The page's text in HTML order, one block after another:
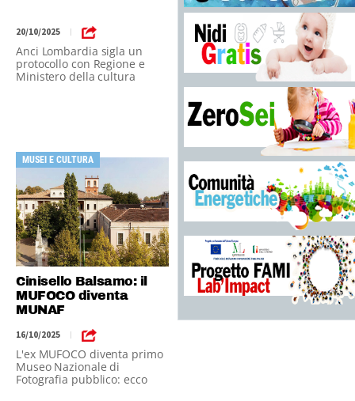
20/10/2025 |
Anci Lombardia sigla un
protocollo con Regione e
Ministero della cultura
MUSEI E CULTURA
Cinisello Balsamo: il
MUFOCO diventa
MUNAF
16/10/2025 |
L'ex MUFOCO diventa primo
Museo Nazionale di
Fotografia pubblico: ecco